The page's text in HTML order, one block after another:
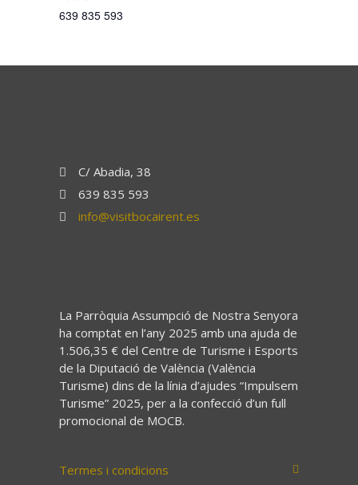
639 835 593
C/ Abadia, 38
639 835 593
info@visitbocairent.es
La Parròquia Assumpció de Nostra Senyora
ha comptat en l’any 2025 amb una ajuda de
1.506,35 € del Centre de Turisme i Esports
de la Diputació de València (València
Turisme) dins de la línia d’ajudes “Impulsem
Turisme” 2025, per a la confecció d’un full
promocional de MOCB.
Termes i condicions